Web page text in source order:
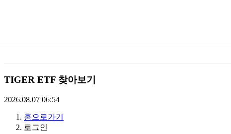
에
셋
TIGERETF
TIGER ETF 찾아보기
2026.08.07 06:54
홈으로가기
로그인